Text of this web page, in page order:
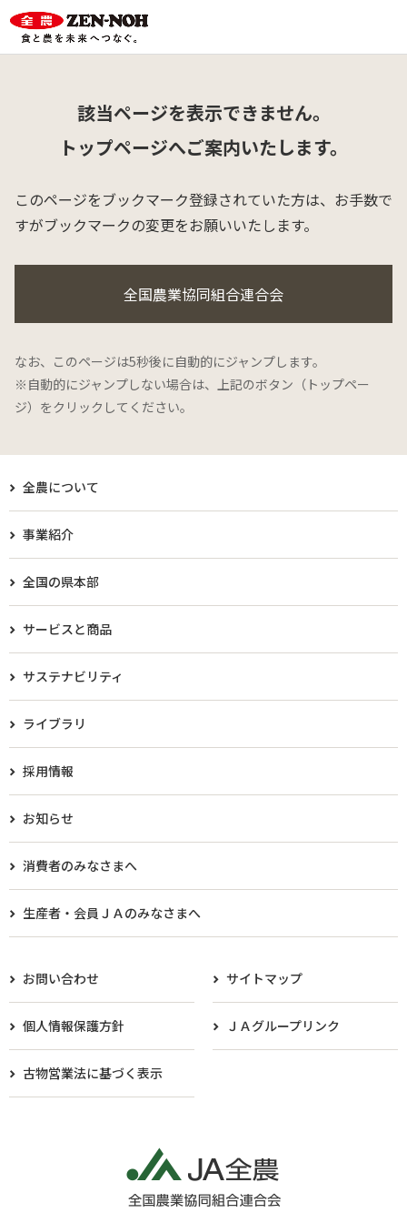
該当ページを表示できません。
トップページへご案内いたします。
このページをブックマーク登録されていた方は、 お手数で
すがブックマークの変更をお願いいたします。
全国農業協同組合連合会
なお、このページは5秒後に自動的にジャンプします。
※自動的にジャンプしない場合は、上記のボタン（トップペー
ジ）をクリックしてください。
全農について
事業紹介
全国の県本部
サービスと商品
サステナビリティ
ライブラリ
採用情報
お知らせ
消費者のみなさまへ
生産者・会員ＪＡのみなさまへ​
お問い合わせ サイトマップ
個人情報保護方針 ＪＡグループリンク
古物営業法に基づく表示